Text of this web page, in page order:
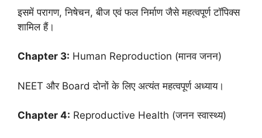
इसमें परागण, निषेचन, बीज एवं फल निर्माण जैसे महत्वपूर्ण टॉपिक्स
शामिल हैं।
Chapter 3: Human Reproduction (मानव जनन)
NEET और Board दोनों के लिए अत्यंत महत्वपूर्ण अध्याय।
Chapter 4: Reproductive Health (जनन स्वास्थ्य)